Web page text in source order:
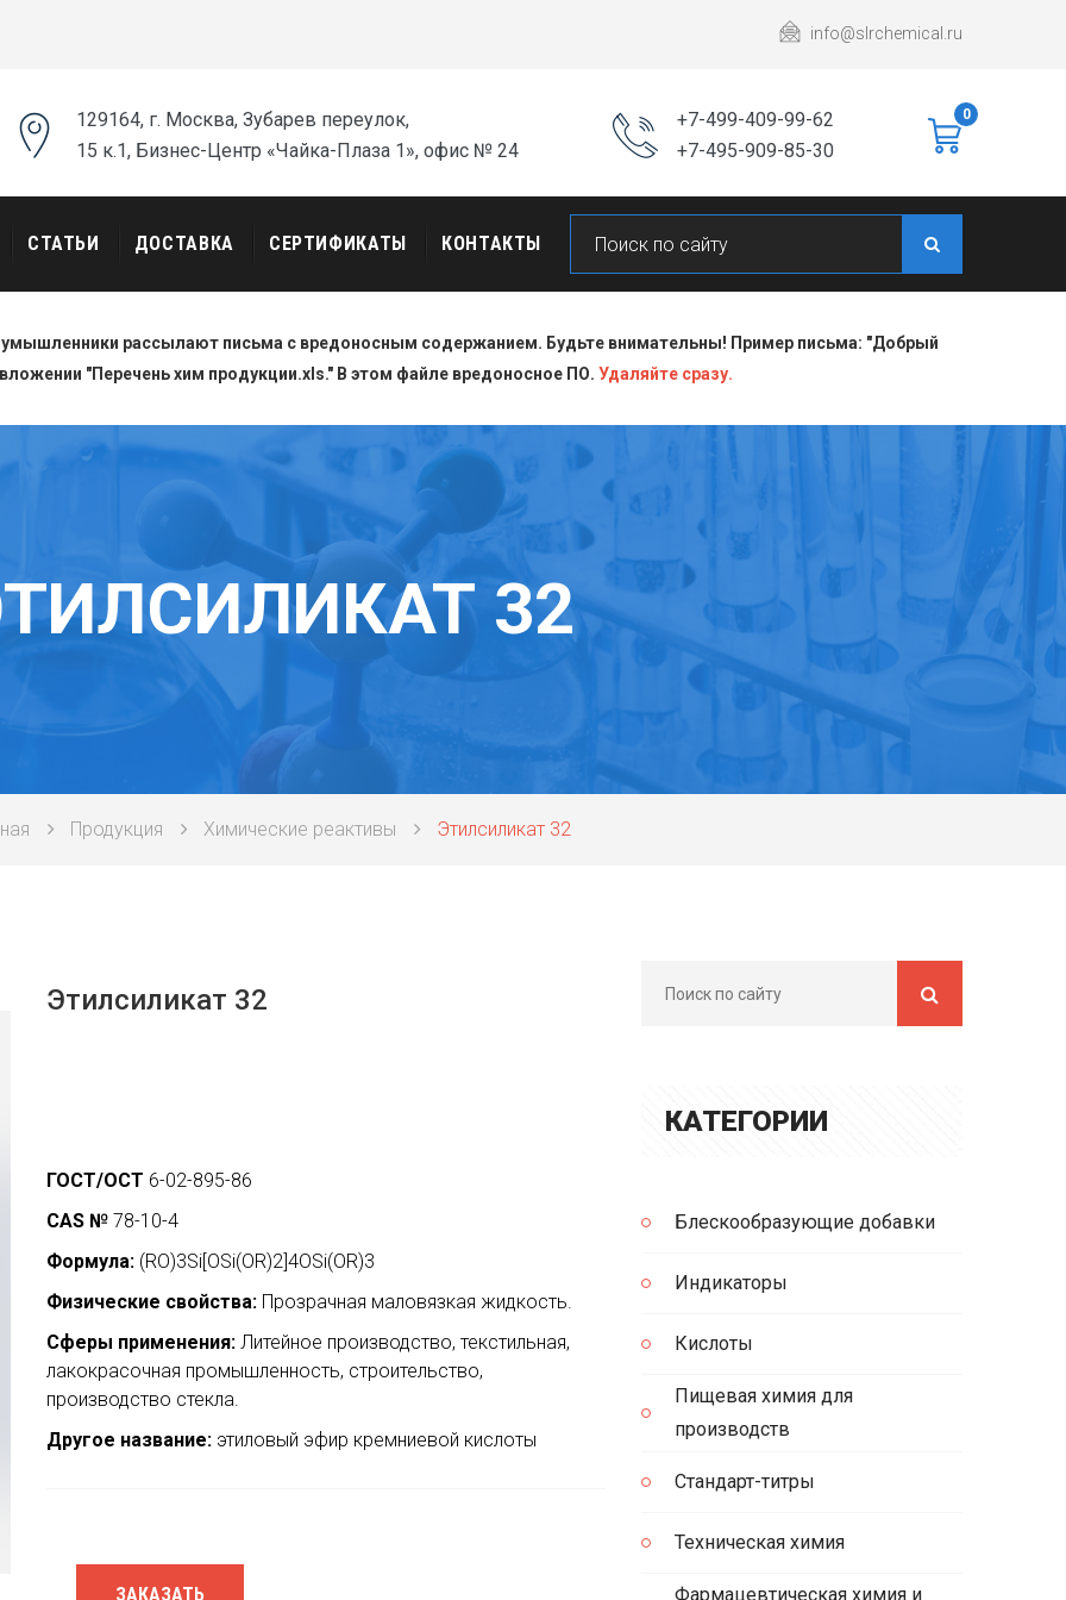
info@slrchemical.ru
129164, г. Москва, Зубарев переулок,
15 к.1, Бизнес-Центр «Чайка-Плаза 1», офис № 24
+7-499-409-99-62
+7-495-909-85-30
0
СТАТЬИ ДОСТАВКА СЕРТИФИКАТЫ КОНТАКТЫ
рассылают письма с вредоносным содержанием. Будьте внимательны! Пример письма: "Добрый
"Перечень хим продукции.xls." В этом файле вредоносное ПО. Удаляйте сразу.
32
Продукция Химические реактивы Этилсиликат 32
Этилсиликат 32
ГОСТ/ОСТ 6-02-895-86
CAS № 78-10-4
Формула: (RO)3Si[OSi(OR)2]4OSi(OR)3
Физические свойства: Прозрачная маловязкая жидкость.
Сферы применения: Литейное производство, текстильная,
лакокрасочная промышленность, строительство,
производство стекла.
Другое название: этиловый эфир кремниевой кислоты
ЗАКАЗАТЬ
КАТЕГОРИИ
Блескообразующие добавки
Индикаторы
Кислоты
Пищевая химия для
производств
Стандарт-титры
Техническая химия
Фармацевтическая химия и